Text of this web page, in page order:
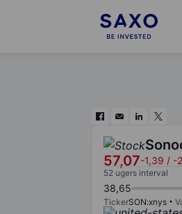
57,07-1,39 / -
52 ugers interval
38,65
TickerSON:xnys